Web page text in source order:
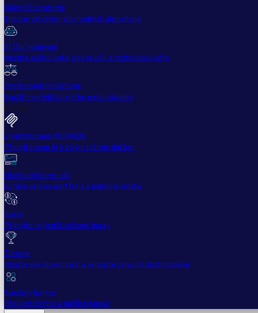
Návrhář strategie
Snadné vytváření obchodních algoritmů
AI Obchodování
Nechte svého bota, aby se učil a rozhodoval sám
Profesionální nástroje
Využití neefektivity trhu nebo likvidity
Více na
Cryptohopper MCPNEW
Připojte svou AI k živým tržním datům
Obchodní terminál
Správa celého portfolia z jednoho místa
Burzy
Připojte nejlepší světové burzy
Turnaje
Ukažte své dovednosti a vyhrajte ceny při obchodování
Všechny funkce
Přehled těchto a dalších funkcí